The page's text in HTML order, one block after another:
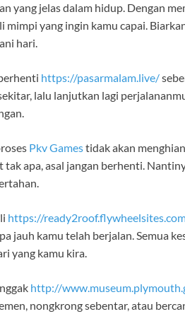
yang jelas dalam hidup. Dengan
mimpi yang ingin kamu capai.
hari.
https://pasarmalam.live/
lalu lanjutkan lagi
Pkv Gamestidak akan
tak apa, asal jangan berhenti.
https://
jauh kamu telah berjalan. Semua
yang kamu kira.
http://
nongkrong sebentar, atau